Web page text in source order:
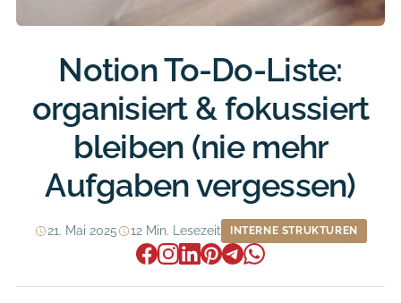
Notion To-Do-Liste:
organisiert & fokussiert
bleiben (nie mehr
Aufgaben vergessen)
21. Mai 2025 12 Min. Lesezeit INTERNE STRUKTUREN